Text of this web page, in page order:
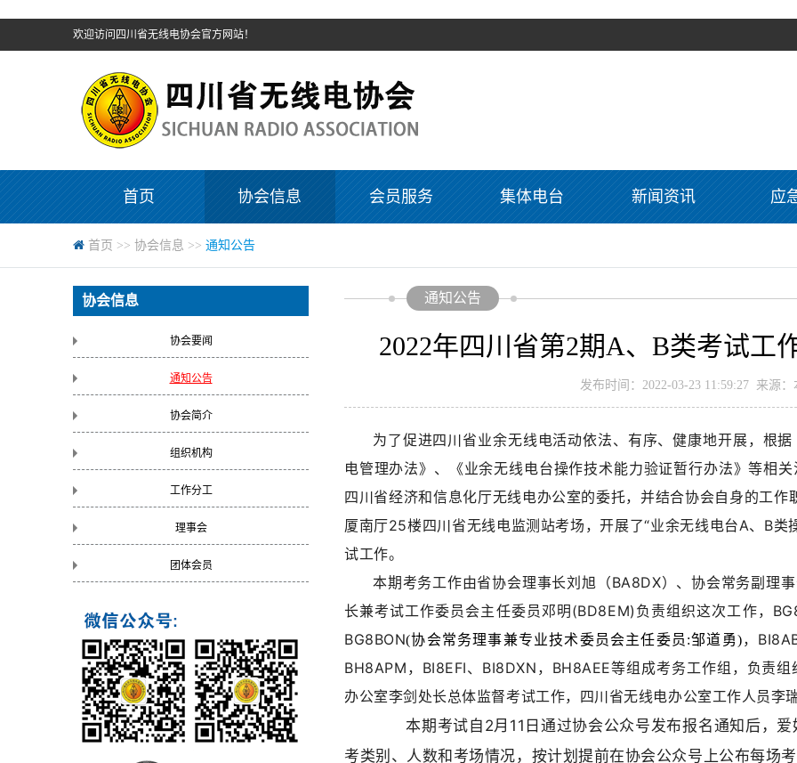
欢迎访问四川省无线电协会官方网站！
首页 协会信息 会员服务 集体电台 新闻资讯 应
首页 >> 协会信息 >> 通知公告
协会信息
协会要闻
通知公告
协会简介
组织机构
工作分工
理事会
团体会员
通知公告
2022年四川省第2期A、B类考试工
发布时间：2022-03-23 11:59:27 来源
为了促进四川省业余无线电活动依法、有序、健康地开展，根
电管理办法》、《业余无线电台操作技术能力验证暂行办法》等相
四川省经济和信息化厅无线电办公室的委托，并结合协会自身的工
厦南厅25楼四川省无线电监测站考场，开展了“业余无线电台A、B类
试工作。
本期考务工作由省协会理事长刘旭（BA8DX）、协会常务副理
长兼考试工作委员会主任委员邓明(BD8EM)负责组织这次工作，
BG8BON(协会常务理事兼专业技术委员会主任委员:邹道勇)，
BH8APM，BI8EFI、BI8DXN ，BH8AEE等组成考务工作组，负责
办公室李剑处长总体监督考试工作， 四川省无线电办公室工作人员李
本期考试自2月11日通过协会公众号发布报名通知后，
考类别、人数和考场情况，按计划提前在协会公众号上公布每场